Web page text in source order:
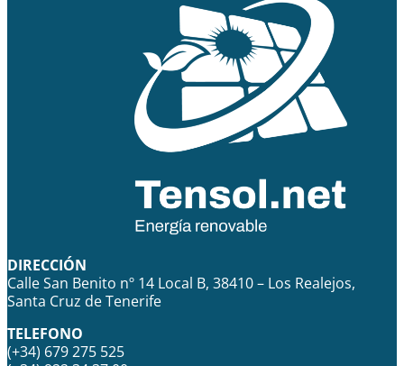
DIRECCIÓN
Calle San Benito nº 14 Local B, 38410 – Los Realejos,
Santa Cruz de Tenerife
TELEFONO
(+34) 679 275 525